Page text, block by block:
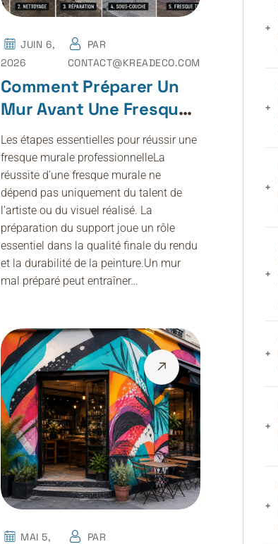
JUIN 6,
2026
PAR
CONTACT@KREADECO.COM
Comment Préparer Un
Mur Avant Une Fresque
Graffiti ?
Les étapes essentielles pour réussir une
fresque murale professionnelleLa
réussite d’une fresque murale ne
dépend pas uniquement du talent de
l’artiste ou du visuel réalisé. La
préparation du support joue un rôle
essentiel dans la qualité finale du rendu
et la durabilité de la peinture.Un mur
mal préparé peut entraîner…
MAI 5,
PAR